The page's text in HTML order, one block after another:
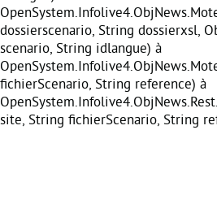
dossierscenario, String dossierxsl,
scenario, String idlangue) à
fichierScenario, String reference) à
site, String fichierScenario, String